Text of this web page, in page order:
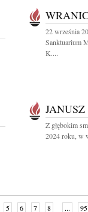
22 września
Sanktuarium
K....
Z głębokim
2024 roku, w
5 6 7 8 ... 95